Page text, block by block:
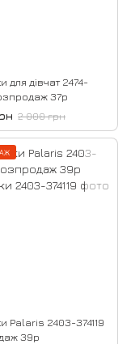
для дівчат 2474-
37р
2 000 грн
Palaris 2403-374119
39р